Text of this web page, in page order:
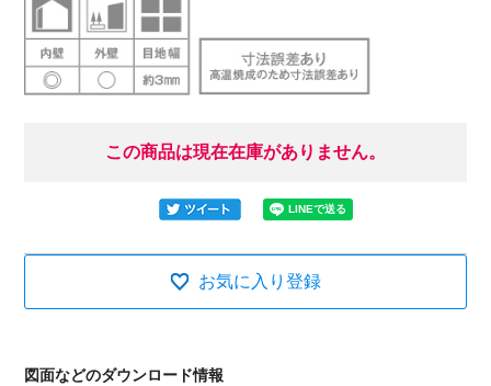
この商品は現在在庫がありません。
お気に入り登録
図面などのダウンロード情報